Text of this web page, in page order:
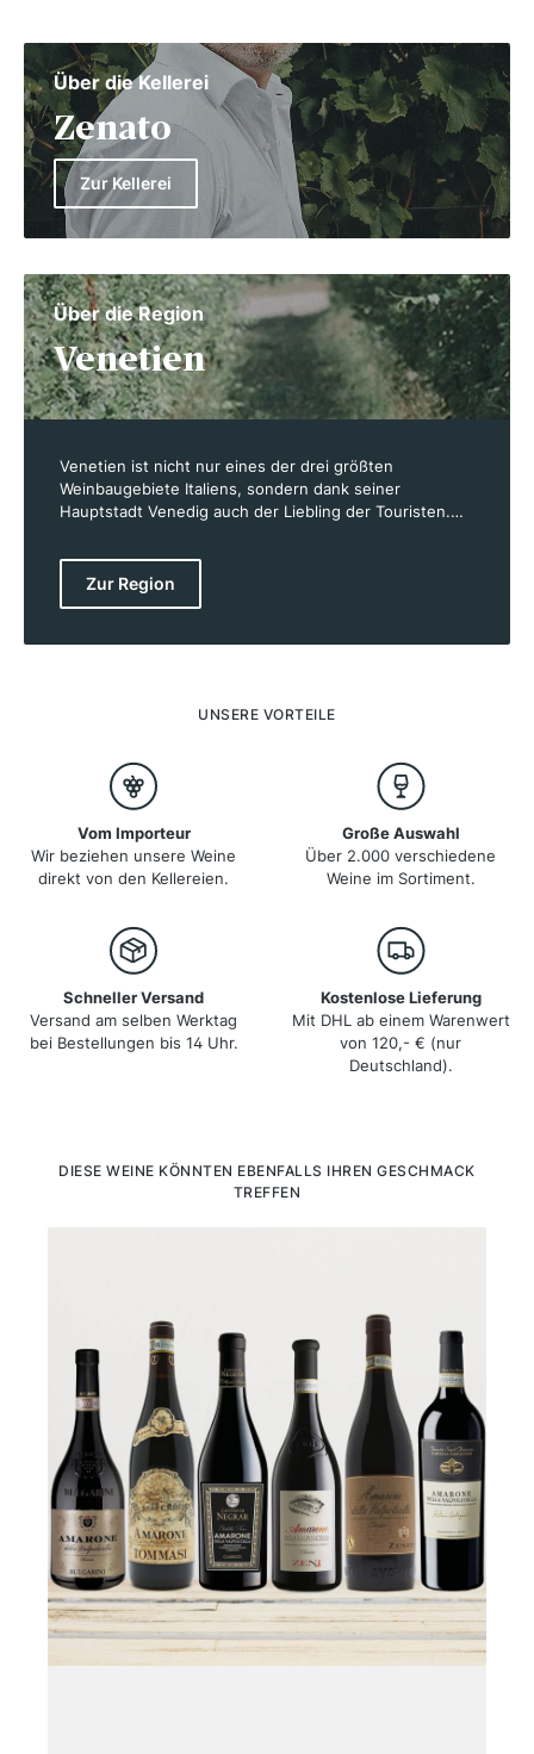
Über die Kellerei
Zenato
Zur Kellerei
Über die Region
Venetien
Venetien ist nicht nur eines der drei größten
Weinbaugebiete Italiens, sondern dank seiner
Hauptstadt Venedig auch der Liebling der Touristen.
erstreckt sich vom Gardasee im Westen, bis an den
Golf von Venedig im Osten und von der Po-Ebene im
und Westen, flache Ebenen im Zentrum und
Weinbauregionen Italiens und bringt eine große
Zur Region
UNSERE VORTEILE
Vom Importeur
Wir beziehen unsere Weine
direkt von den Kellereien.
Große Auswahl
Über 2.000 verschiedene
Weine im Sortiment.
Schneller Versand
Versand am selben Werktag
bei Bestellungen bis 14 Uhr.
Kostenlose Lieferung
Mit DHL ab einem Warenwert
von 120,- € (nur
Deutschland).
Produktgalerie überspringen
DIESE WEINE KÖNNTEN EBENFALLS IHREN GESCHMACK
TREFFEN